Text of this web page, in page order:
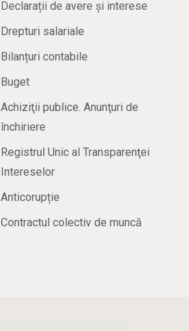
Declarații de avere și interese
Drepturi salariale
Bilanțuri contabile
Buget
Achiziţii publice. Anunţuri de
închiriere
Registrul Unic al Transparenţei
Intereselor
Anticorupție
Contractul colectiv de muncă